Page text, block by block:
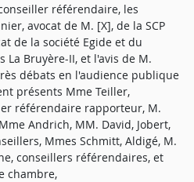
référendaire, les
avocat de M. [X], de la SCP
de la société Egide et du
Bruyère-II, et l'avis de M.
débats en l'audience publique
présents Mme Teiller,
référendaire rapporteur, M.
Andrich, MM. David, Jobert,
Mmes Schmitt, Aldigé, M.
conseillers référendaires, et
chambre,